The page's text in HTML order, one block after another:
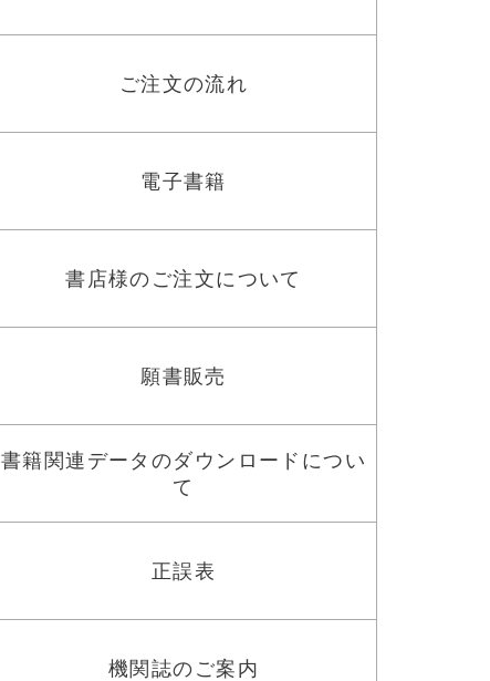
ご注文の流れ
電子書籍
書店様のご注文について
願書販売
書籍関連データのダウンロードについ
て
正誤表
機関誌のご案内